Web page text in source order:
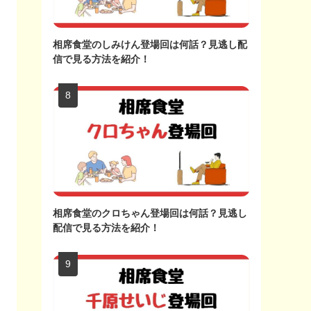
相席食堂のしみけん登場回は何話？見逃し配
信で見る方法を紹介！
相席食堂のクロちゃん登場回は何話？見逃し
配信で見る方法を紹介！